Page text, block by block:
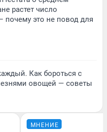
растет число
почему это не повод для
Как бороться с
овощей — советы
МНЕНИЕ